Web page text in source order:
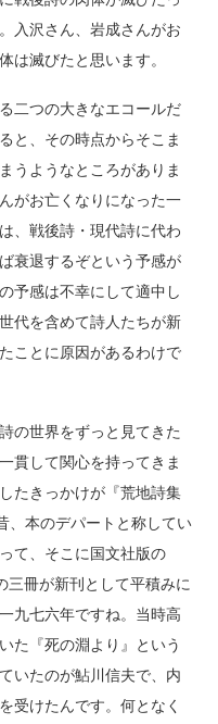
入沢さん、岩成さんがお
は滅びたと思います。
二つの大きなエコールだ
と、その時点からそこま
うようなところがありま
がお亡くなりになった一
、戦後詩・現代詩に代わ
衰退するぞという予感が
予感は不幸にして適中し
代を含めて詩人たちが新
ことに原因があるわけで
の世界をずっと見てきた
貫して関心を持ってきま
たきっかけが『荒地詩集
、本のデパートと称してい
て、そこに国文社版の
三冊が新刊として平積みに
九七六年ですね。当時高
た『死の淵より』という
いたのが鮎川信夫で、内
受けたんです。何となく